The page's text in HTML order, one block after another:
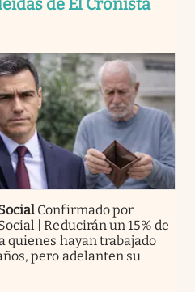
de El Cronista
Confirmado por
| Reducirán un 15% de
quienes hayan trabajado
pero adelanten su